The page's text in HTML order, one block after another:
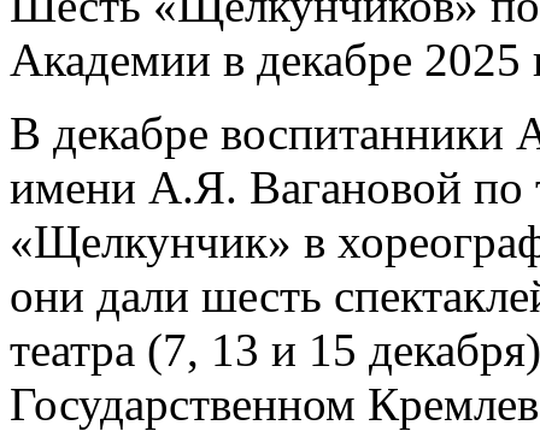
Академии в декабре 2025
В декабре воспитанники
имени А.Я. Вагановой по
«Щелкунчик» в
они дали шесть
театра (7, 13 и 15
Государственном